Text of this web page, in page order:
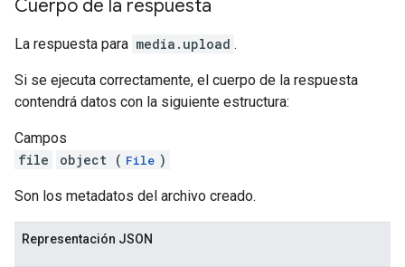
Cuerpo de la respuesta
La respuesta para media.upload .
Si se ejecuta correctamente, el cuerpo de la respuesta
contendrá datos con la siguiente estructura:
Campos
file
object ( File )
Son los metadatos del archivo creado.
Representación JSON